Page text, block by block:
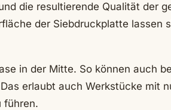
die resultierende Qualität der
der Siebdruckplatte lassen
in der Mitte. So können auch
erlaubt auch Werkstücke mit
führen.